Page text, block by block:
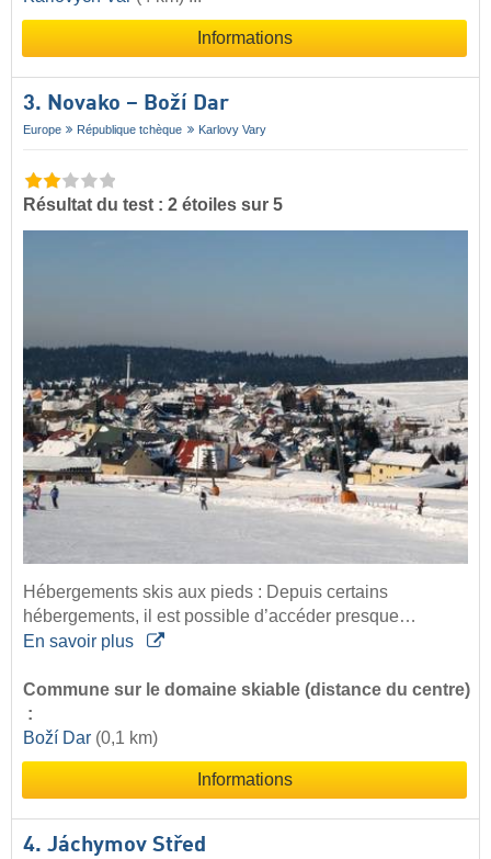
Informations
3. Novako – Boží Dar
Europe République tchèque Karlovy Vary
Résultat du test : 2 étoiles sur 5
Hébergements skis aux pieds : Depuis certains
hébergements, il est possible d’accéder presque…
En savoir plus
Commune sur le domaine skiable (distance du centre)
:
Boží Dar (0,1 km)
Informations
4. Jáchymov Střed